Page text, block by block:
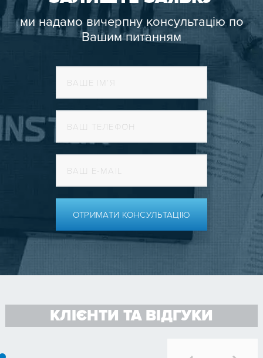
ми надамо вичерпну консультацію по
Вашим питанням
ОТРИМАТИ КОНСУЛЬТАЦІЮ
КЛІЄНТИ ТА ВІДГУКИ